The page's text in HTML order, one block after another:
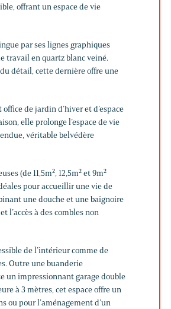
offrant un espace de vie
par ses lignes graphiques
travail en quartz blanc veiné.
détail, cette dernière offre une
de jardin d’hiver et d’espace
elle prolonge l’espace de vie
véritable belvédère
(de 11,5m², 12,5m² et 9m²
pour accueillir une vie de
une douche et une baignoire
l’accès à des combles non
de l’intérieur comme de
Outre une buanderie
un impressionnant garage double
à 3 mètres, cet espace offre un
ou pour l’aménagement d’un